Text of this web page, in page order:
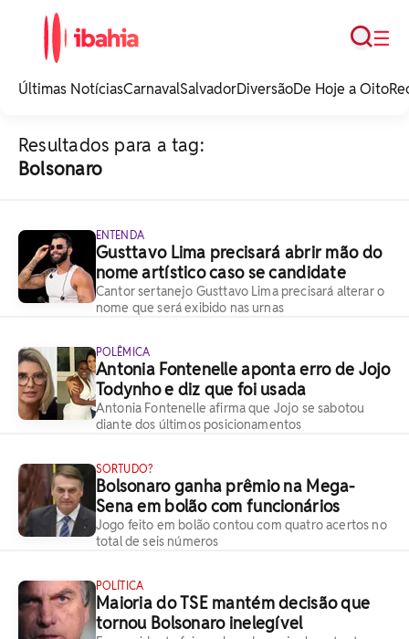
noticias e
☰
Busca
Últimas NotíciasCarnavalSalvadorDiversãoDe Hoje a Oito
Resultados para a tag:
Bolsonaro
ENTENDA
Gusttavo Lima precisará abrir mão do
nome artístico caso se candidate
Cantor sertanejo Gusttavo Lima precisará alterar o
nome que será exibido nas urnas
POLÊMICA
Antonia Fontenelle aponta erro de Jojo
Todynho e diz que foi usada
Antonia Fontenelle afirma que Jojo se sabotou
diante dos últimos posicionamentos
SORTUDO?
Bolsonaro ganha prêmio na Mega-
Sena em bolão com funcionários
Jogo feito em bolão contou com quatro acertos no
total de seis números
POLÍTICA
Maioria do TSE mantém decisão que
tornou Bolsonaro inelegível